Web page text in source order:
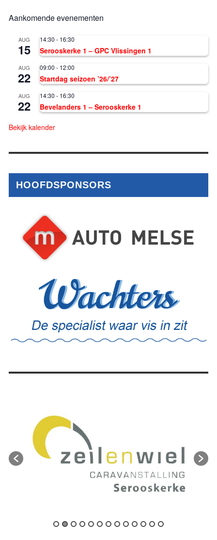
Aankomende evenementen
AUG
15
14:30 - 16:30
Serooskerke 1 – GPC Vlissingen 1
AUG
22
09:00 - 12:00
Startdag seizoen ’26/’27
AUG
22
14:30 - 16:30
Bevelanders 1 – Serooskerke 1
Bekijk kalender
HOOFDSPONSORS